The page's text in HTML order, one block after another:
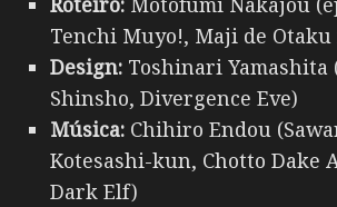
Tenchi Muyo!, Maji de
Design: Toshinari Yamashita
Shinsho, Divergence Eve)
Música: Chihiro Endou
Kotesashi-kun, Chotto Dake
Dark Elf)